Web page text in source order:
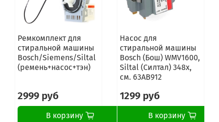
Ремкомплект для
стиральной машины
Bosch/Siemens/Siltal
(ремень+насос+тэн)
2999 руб
В корзину
Насос для
стиральной машины
Bosch (Бош) WMV1600,
Siltal (Силтал) 348x,
см. 63AB912
1299 руб
В корзину